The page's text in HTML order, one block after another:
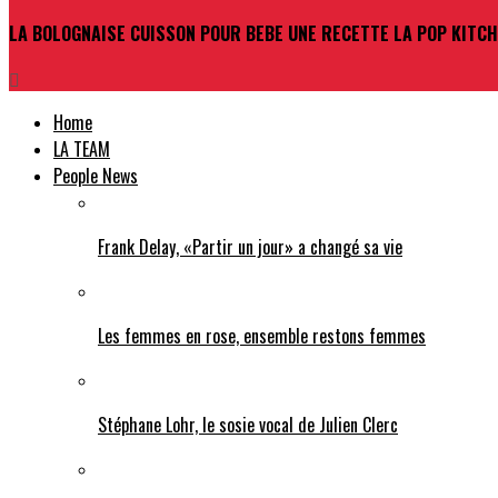
LA BOLOGNAISE CUISSON POUR BEBE UNE RECETTE LA POP
Home
LA TEAM
People News
Frank Delay, «Partir un jour» a changé sa vie
Les femmes en rose, ensemble restons femmes
Stéphane Lohr, le sosie vocal de Julien Clerc